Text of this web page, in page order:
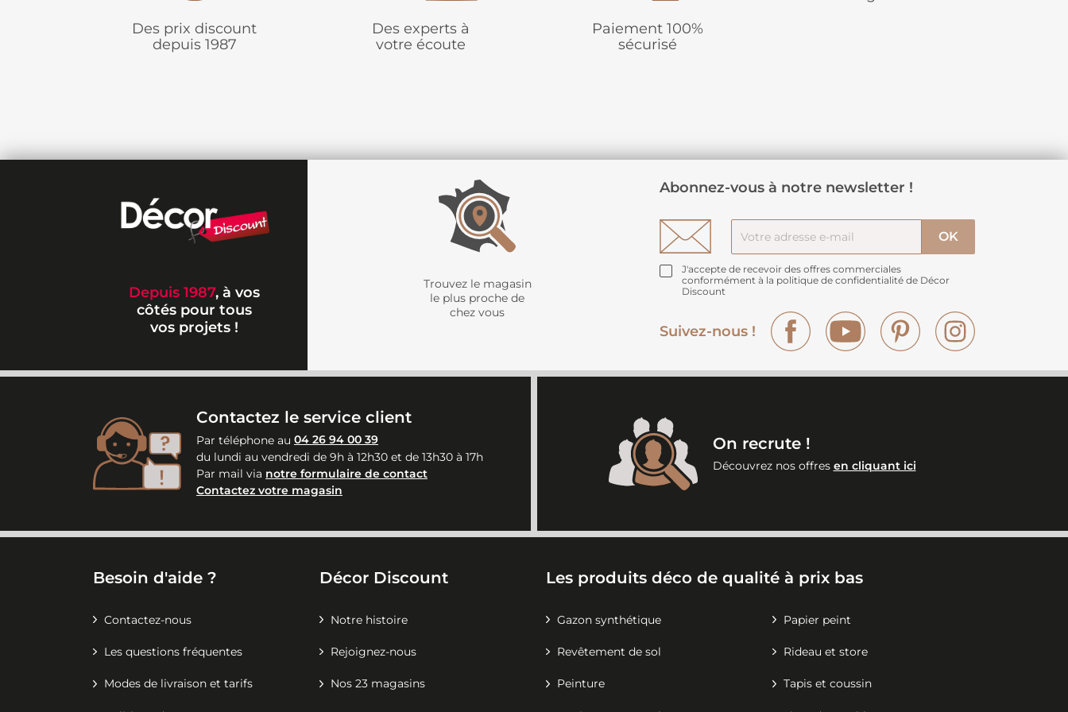
Usage
: Transat, chilienne et mobilier d’extérieur
tissu de qualité
et robuste pour donner style et
Des prix discount
depuis 1987
Des experts à
votre écoute
Paiement 100%
sécurisé
Depuis 1987, à vos
côtés pour tous
vos projets !
Trouvez le magasin
le plus proche de
chez vous
Abonnez-vous à notre newsletter !
J'accepte de recevoir des offres commerciales
conformément à la politique de confidentialité de Décor
Discount
Suivez-nous !
Facebook YouTube Pinterest
Contactez le service client
Par téléphone au 04 26 94 00 39
du lundi au vendredi de 9h à 12h30 et de 13h30 à 17h
Par mail via notre formulaire de contact
Contactez votre magasin
On recrute !
Découvrez nos offres en cliquant ici
Besoin d'aide ?
Contactez-nous
Les questions fréquentes
Modes de livraison et tarifs
Décor Discount
Notre histoire
Rejoignez-nous
Nos 23 magasins
Les produits déco de qualité à prix bas
Gazon synthétique Papier peint
Revêtement de sol Rideau et store
Peinture Tapis et coussin